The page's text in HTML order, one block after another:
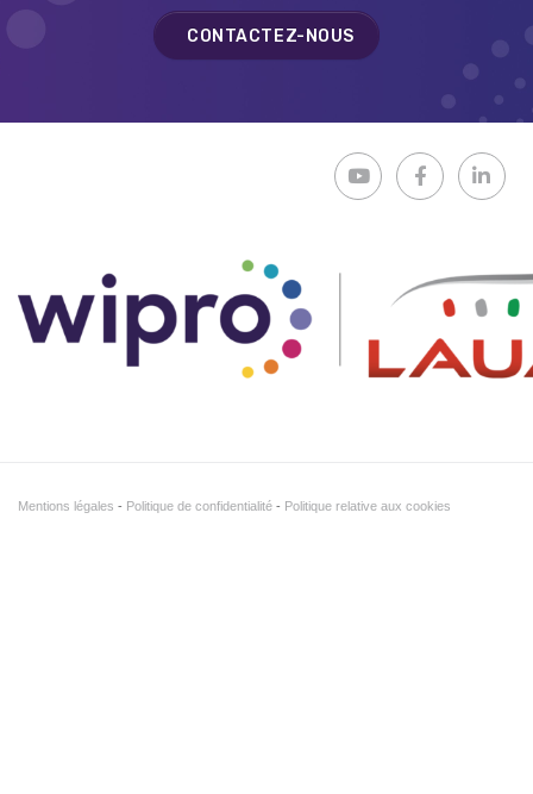
CONTACTEZ-NOUS
Mentions légales Politique de confidentialité Politique relative aux cookies